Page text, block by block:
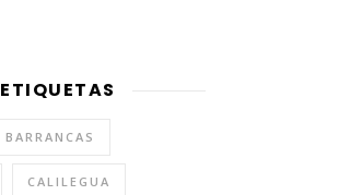
ETIQUETAS
BARRANCAS
CALILEGUA